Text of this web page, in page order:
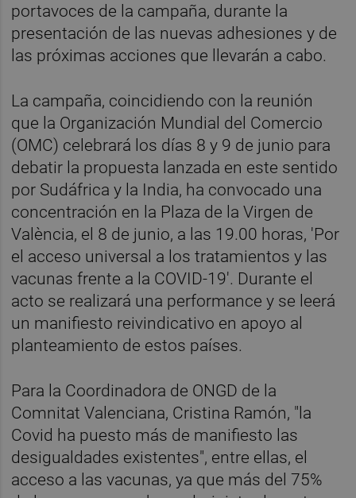
portavoces de la campaña, durante la
presentación de las nuevas adhesiones y de
las próximas acciones que llevarán a cabo.
La campaña, coincidiendo con la reunión
que la Organización Mundial del Comercio
(OMC) celebrará los días 8 y 9 de junio para
debatir la propuesta lanzada en este sentido
por Sudáfrica y la India, ha convocado una
concentración en la Plaza de la Virgen de
València, el 8 de junio, a las 19.00 horas, 'Por
el acceso universal a los tratamientos y las
vacunas frente a la COVID-19'. Durante el
acto se realizará una performance y se leerá
un manifiesto reivindicativo en apoyo al
planteamiento de estos países.
Para la Coordinadora de ONGD de la
Comnitat Valenciana, Cristina Ramón, "la
Covid ha puesto más de manifiesto las
desigualdades existentes", entre ellas, el
acceso a las vacunas, ya que más del 75%